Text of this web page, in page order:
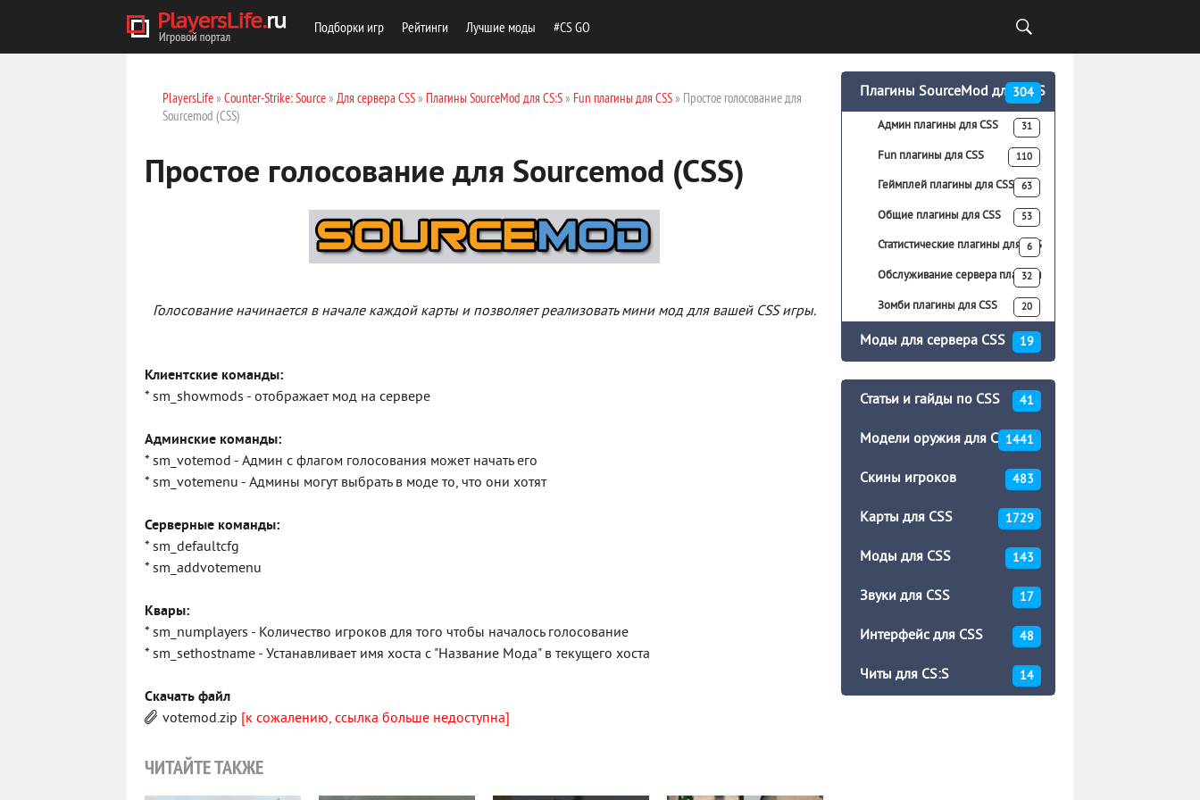
Подборки игр Рейтинги Лучшие моды #CS GO
PlayersLife» Counter-Strike: Source» Для сервера CSS» Плагины SourceMod для CS:S» Fun плагины для CSS» Простое голосование для
Sourcemod (CSS)
Простое голосование для Sourcemod (CSS)
Голосование начинается в начале каждой карты и позволяет реализовать мини мод для вашей CSS игры.
Клиентские команды:
* sm_showmods - отображает мод на сервере
Админские команды:
* sm_votemod - Админ с флагом голосования может начать его
* sm_votemenu - Админы могут выбрать в моде то, что они хотят
Серверные команды:
* sm_defaultcfg
* sm_addvotemenu
Квары:
* sm_numplayers - Количество игроков для того чтобы началось голосование
* sm_sethostname - Устанавливает имя хоста с "Название Мода" в текущего хоста
Скачать файл
votemod.zip [к сожалению, ссылка больше недоступна]
ЧИТАЙТЕ ТАКЖЕ
Плагины SourceMod для CS:S
304
Админ плагины для CSS 31
Fun плагины для CSS 110
Геймплей плагины для CSS 63
Общие плагины для CSS 53
Статистические плагины для CSS
6
Обслуживание сервера плагины
для CSS
32
Зомби плагины для CSS 20
Моды для сервера CSS 19
Статьи и гайды по CSS 41
Модели оружия для CSS1441
Скины игроков 483
Карты для CSS 1729
Моды для CSS 143
Звуки для CSS 17
Интерфейс для CSS 48
Читы для CS:S 14